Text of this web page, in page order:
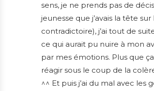
sens, je ne prends pas de
jeunesse que j’avais la tête
contradictoire), j’ai tout de
ce qui aurait pu nuire à mon
par mes émotions. Plus que
réagir sous le coup de la
^^ Et puis j’ai du mal avec